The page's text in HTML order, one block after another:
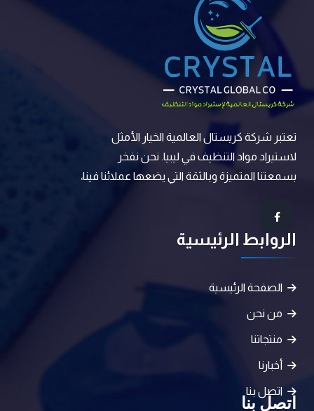
تعتبر شركة كريستال العالمية الخيار الأمثل
لاستيراد مواد التنظيف في ليبيا. نحن نفخر
بسمعتنا المتميزة وبالثقة التي يضعها عملائنا فينا،
الروابط الرئيسية
الصفحة الرئيسية
من نحن
منتجاتنا
أخبارنا
اتصل بنا
اتصل بنا